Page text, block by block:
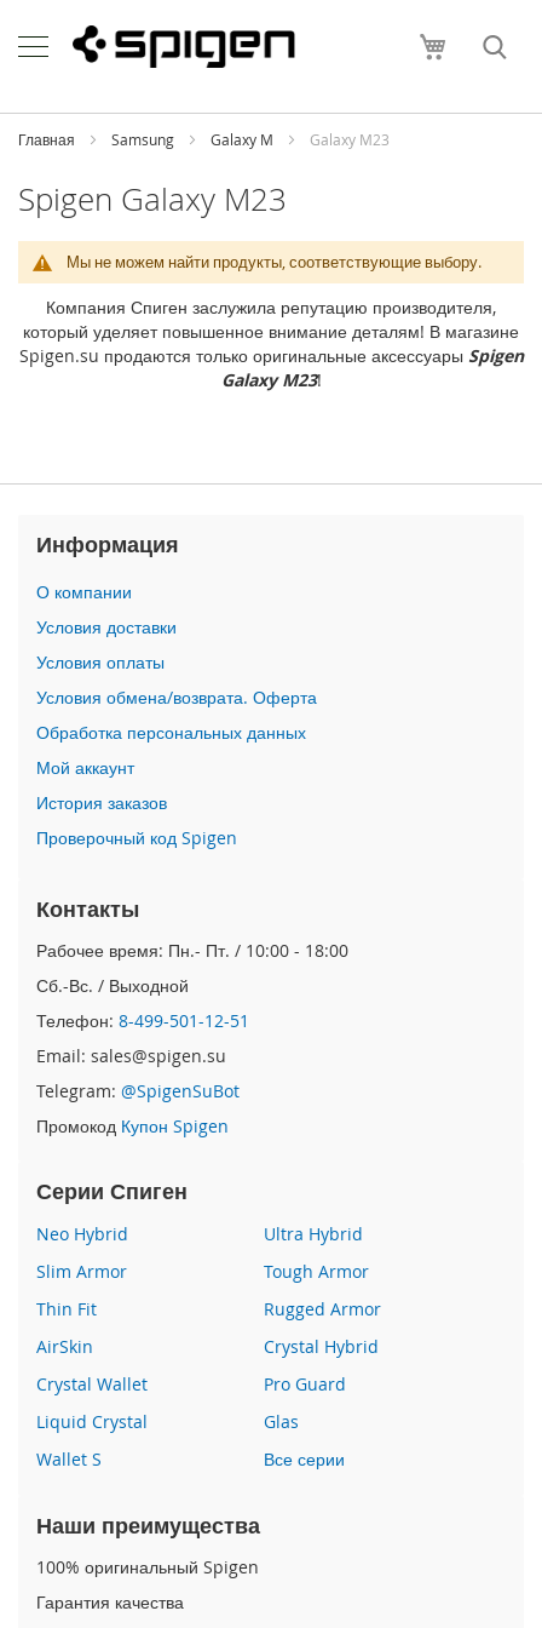
to
Content
Моя
h
o
i
P
h
e
1
M
P
h
o
n
e
1
7
P
r
o
i
o
n
e
A
i
r
i
P
h
e
7
P
h
o
n
1
6
P
o
a
Главная Samsung Galaxy M Galaxy M23
Spigen Galaxy M23
Мы не можем найти продукты, соответствующие выбору.
Компания Спиген заслужила репутацию производителя,
который уделяет повышенное внимание деталям! В магазине
Spigen.su продаются только оригинальные аксессуары Spigen
Galaxy M23!
Информация
О компании
Условия доставки
Условия оплаты
Условия обмена/возврата. Оферта
Обработка персональных данных
Мой аккаунт
История заказов
Проверочный код Spigen
Контакты
Рабочее время: Пн.- Пт. / 10:00 - 18:00
Сб.-Вс. / Выходной
Телефон: 8-499-501-12-51
Email: sales@spigen.su
Telegram: @SpigenSuBot
Промокод Купон Spigen
Серии Спиген
Neo Hybrid
Ultra Hybrid
Slim Armor
Tough Armor
Thin Fit
Rugged Armor
AirSkin
Crystal Hybrid
Crystal Wallet
Pro Guard
Liquid Crystal
Glas
Wallet S
Все серии
Наши преимущества
100% оригинальный Spigen
Гарантия качества